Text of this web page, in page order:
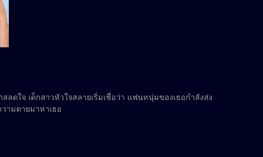
ลดใจ เด็กสาวหัวใจสลายเริ่มเชื่อว่า แฟนหนุ่มของเธอกำลังส่ง
ามตายมาหาเธอ